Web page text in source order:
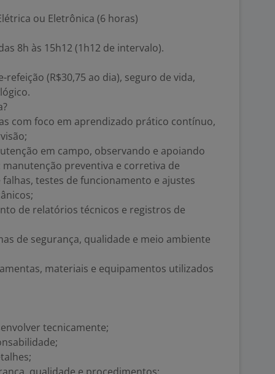
ou Eletrônica (6 horas)
8h às 15h12 (1h12 de intervalo).
(R$30,75 ao dia), seguro de vida,
com foco em aprendizado prático contínuo,
em campo, observando e apoiando
preventiva e corretiva de
testes de funcionamento e ajustes
de relatórios técnicos e registros de
de segurança, qualidade e meio ambiente
materiais e equipamentos utilizados
tecnicamente;